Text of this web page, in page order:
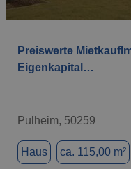
Preiswerte
Eigenkapital…
Pulheim, 50259
Haus ca. 115,00 m²